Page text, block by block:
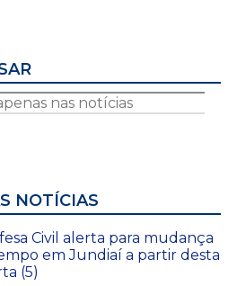
NOTÍCIAS
Civil alerta para mudança
em Jundiaí a partir desta
(5)